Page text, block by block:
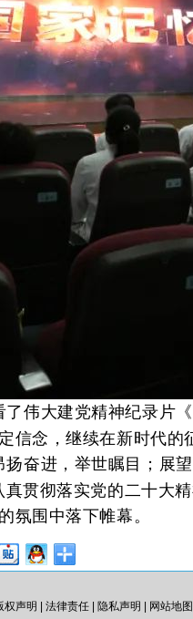
伟大建党精神纪录片
信念，继续在新时代的
扬奋进，举世瞩目；展
贯彻落实党的二十大
氛围中落下帷幕。
权声明 法律责任| 隐私声明 网站地图